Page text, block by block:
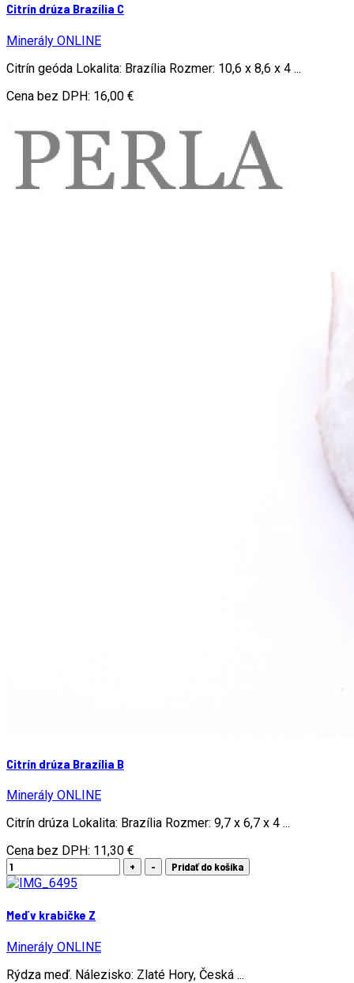
Citrín drúza Brazília C
Minerály ONLINE
Citrín geóda Lokalita: Brazília Rozmer: 10,6 x 8,6 x 4 ...
Cena bez DPH: 16,00 €
Citrín drúza Brazília B
Minerály ONLINE
Citrín drúza Lokalita: Brazília Rozmer: 9,7 x 6,7 x 4 ...
Cena bez DPH: 11,30 €
Meď v krabičke Z
Minerály ONLINE
Rýdza meď. Nálezisko: Zlaté Hory, Česká ...